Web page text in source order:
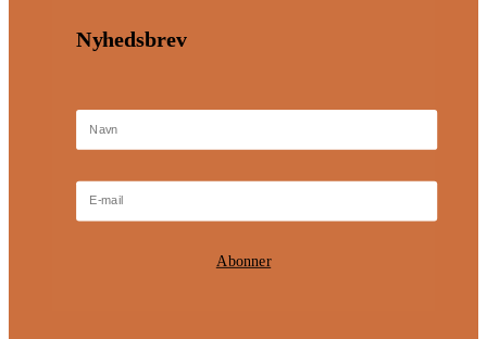
Nyhedsbrev
Abonner